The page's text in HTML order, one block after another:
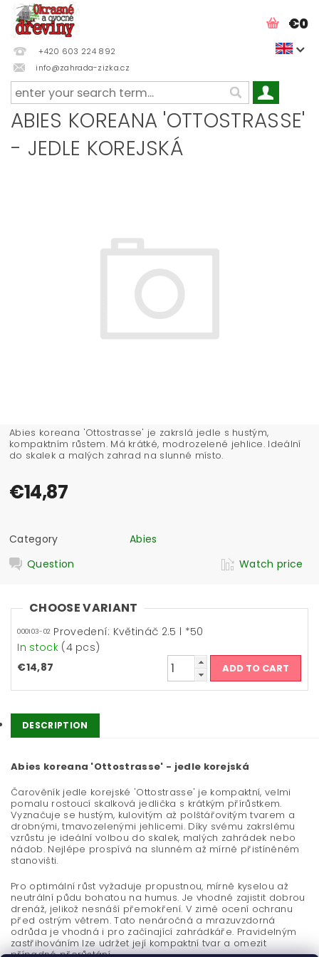
+420 603 224 892
info@zahrada-zizka.cz
€0
ABIES KOREANA 'OTTOSTRASSE'
- JEDLE KOREJSKÁ
Abies koreana 'Ottostrasse' je zakrslá jedle s hustým,
kompaktním růstem. Má krátké, modrozelené jehlice. Ideální
do skalek a malých zahrad na slunné místo.
€14,87
Category
Abies
Question
Watch price
CHOOSE VARIANT
000103-02 Provedení: Květináč 2.5 l *50
In stock (4 pcs)
€14,87
DESCRIPTION
Abies koreana 'Ottostrasse' - jedle korejská
Čarověník jedle korejské 'Ottostrasse' je kompaktní, velmi
pomalu rostoucí skalková jedlička s krátkým přírůstkem.
Vyznačuje se hustým, kulovitým až polštářovitým tvarem a
drobnými, tmavozelenými jehlicemi. Díky svému zakrslému
vzrůstu je ideální volbou do skalek, malých zahrádek nebo
nádob. Nejlépe prospívá na slunném až mírně přistíněném
stanovišti.
Pro optimální růst vyžaduje propustnou, mírně kyselou až
neutrální půdu bohatou na humus. Je vhodné zajistit dobrou
drenáž, jelikož nesnáší přemokření. V zimě ocení ochranu
před ostrým větrem. Tato nenáročná a mrazuvzdorná
odrůda je vhodná i pro začínající zahrádkáře. Pravidelným
zastřihováním lze udržet její kompaktní tvar a omezit